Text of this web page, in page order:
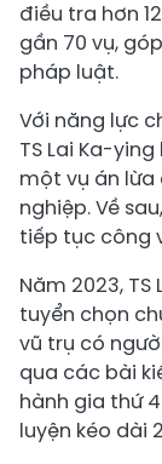
điều tra hơn
gần 70 vụ,
pháp luật.
Với năng lực
TS Lai Ka-
một vụ án
nghiệp. Về
tiếp tục công
Năm 2023,
tuyển chọn
vũ trụ có
qua các bài
hành gia thứ
luyện kéo dài